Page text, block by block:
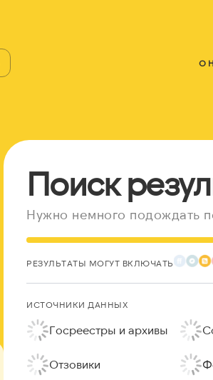
О
Поиск
Нужно немного подождать
РЕЗУЛЬТАТЫ МОГУТ ВКЛЮЧАТЬ
ИСТОЧНИКИ ДАННЫХ
Госреестры и архивы
Отзовики